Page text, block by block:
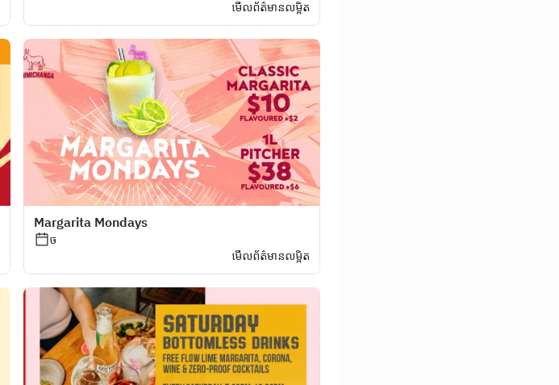
មើលព័ត៌មានលម្អិត
Margarita Mondays
ច
មើលព័ត៌មានលម្អិត